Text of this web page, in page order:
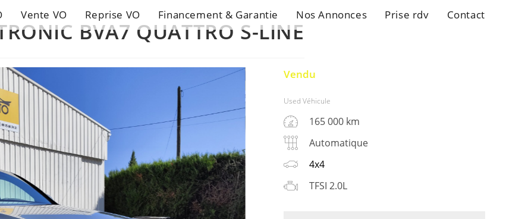
Vente VO Reprise VO Financement & Garantie Nos Annonces Prise rdv Contact
BVA7 QUATTRO S-LINE
Vendu
Used Véhicule
165 000 km
Automatique
4x4
TFSI 2.0L